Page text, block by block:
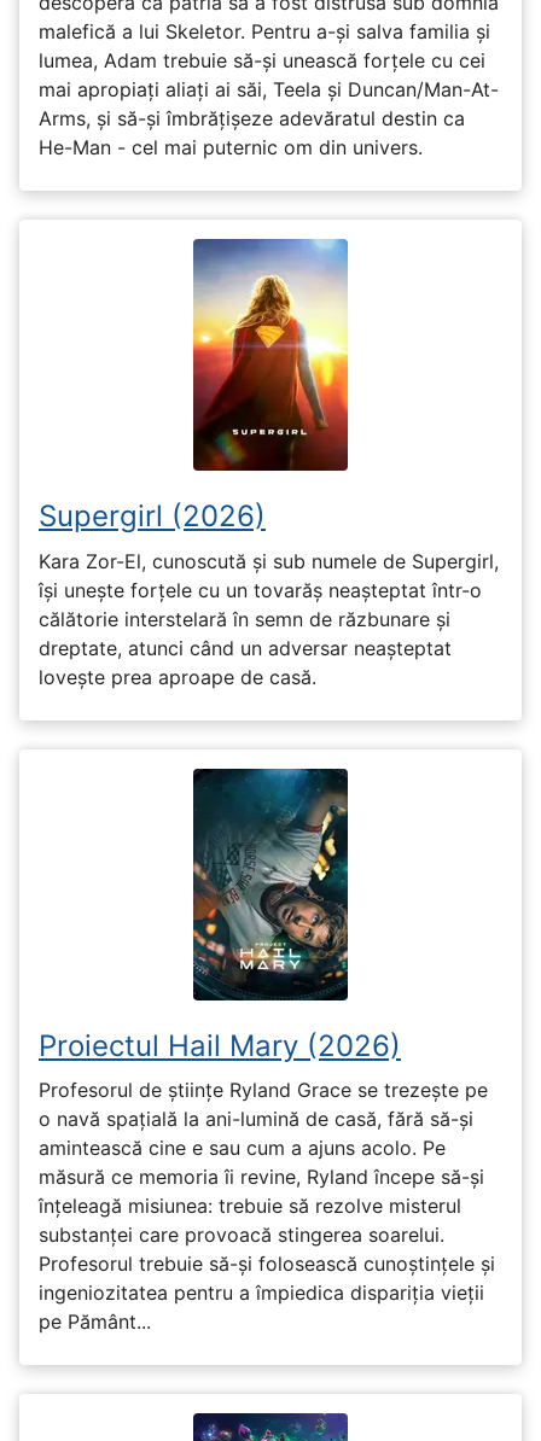
malefică a lui Skeletor. Pentru a-și salva familia și
lumea, Adam trebuie să-și unească forțele cu cei
mai apropiați aliați ai săi, Teela și Duncan/Man-At-
Arms, și să-și îmbrățișeze adevăratul destin ca
He-Man - cel mai puternic om din univers.
Supergirl (2026)
Kara Zor-El, cunoscută și sub numele de Supergirl,
își unește forțele cu un tovarăș neașteptat într-o
călătorie interstelară în semn de răzbunare și
dreptate, atunci când un adversar neașteptat
lovește prea aproape de casă.
Proiectul Hail Mary (2026)
Profesorul de științe Ryland Grace se trezește pe
o navă spațială la ani-lumină de casă, fără să-și
amintească cine e sau cum a ajuns acolo. Pe
măsură ce memoria îi revine, Ryland începe să-și
înțeleagă misiunea: trebuie să rezolve misterul
substanței care provoacă stingerea soarelui.
Profesorul trebuie să-și folosească cunoștințele și
ingeniozitatea pentru a împiedica dispariția vieții
pe Pământ...